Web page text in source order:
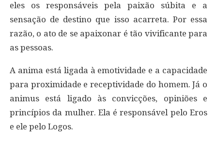
eles os responsáveis pela paixão súbita e a
sensação de destino que isso acarreta. Por essa
razão, o ato de se apaixonar é tão vivificante para
as pessoas.
A anima está ligada à emotividade e a capacidade
para proximidade e receptividade do homem. Já o
animus está ligado às convicções, opiniões e
princípios da mulher. Ela é responsável pelo Eros
e ele pelo Logos.